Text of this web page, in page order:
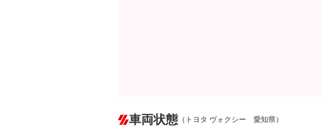
車両状態 （トヨタ ヴォクシー 愛知県）